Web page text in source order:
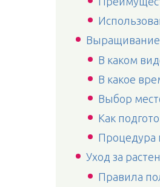
Выращивание
В каком
В какое
Выбор
Как
Процедура
Уход за
Правила